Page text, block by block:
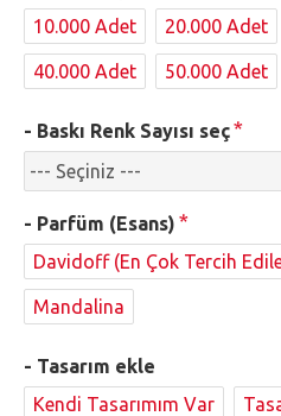
10.000 Adet
20.000 Adet
40.000 Adet 50.000 Adet
- Baskı Renk Sayısı seç
- Parfüm (Esans)
Davidoff (En Çok Tercih
Mandalina
- Tasarım ekle
Kendi Tasarımım Var